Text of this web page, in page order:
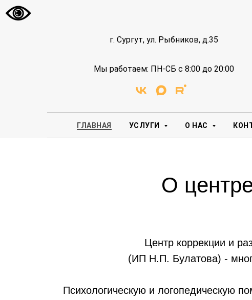
г. Сургут, ул. Рыбников, д.35
Мы работаем: ПН-СБ с 8:00 до 20:00
ГЛАВНАЯ УСЛУГИ О НАС
О
Центр коррекции и
(ИП Н.П. Булатова) -
Психологическую и логопедическую